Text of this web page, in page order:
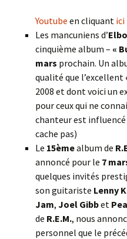
Youtube en cliquant ici
Les mancuniens d’
cinquième album – «
mars prochain. Un
qualité que l’excellent
2008 et dont voici un
pour ceux qui ne
chanteur est
cache pas)
Le 15èmealbum de
annoncé pour le 7
quelques invités
son guitariste Lenny
Jam, Joel Gibbet
de R.E.M., nous
personnel que le